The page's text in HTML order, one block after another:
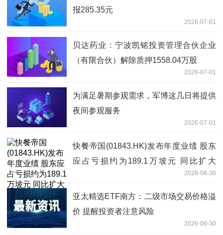
报285.35元
2026-07-01
贝达药业：宁波凯铭投资管理合伙企业
（有限合伙）解除质押1558.04万股
2026-07-01
为满足暑期参观需求，军博这几日将提供
夜间参观服务
2026-07-01
快餐帝国(01843.HK)发布年度业绩 股东
应占亏损约为189.1万坡元 同比扩大
2026-06-30
亚太精选ETF南方：二级市场交易价格溢
价 提醒投资者注意风险
2026-06-30